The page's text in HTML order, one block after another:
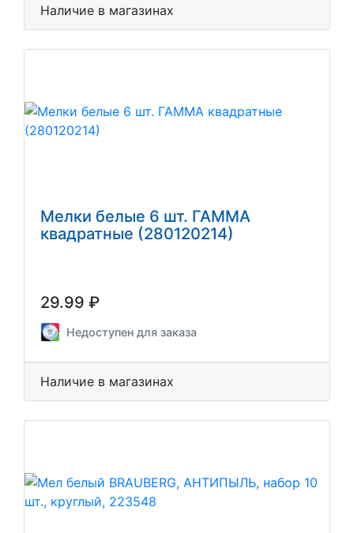
Наличие в магазинах
Мелки белые 6 шт. ГАММА
квадратные (280120214)
29.99 ₽
Недоступен для заказа
Наличие в магазинах